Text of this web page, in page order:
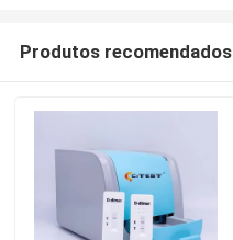
Produtos recomendados